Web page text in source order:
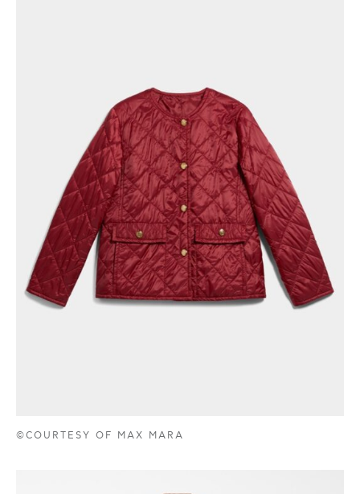
©COURTESY OF MAX MARA